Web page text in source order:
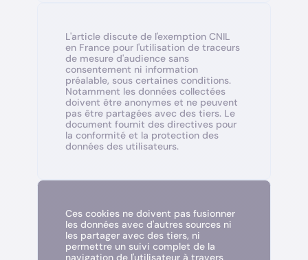
L'article discute de l'exemption CNIL
en France pour l'utilisation de traceurs
de mesure d'audience sans
consentement ni information
préalable, sous certaines conditions.
Notamment les données collectées
doivent être anonymes et ne peuvent
pas être partagées avec des tiers. Le
document fournit des directives pour
la conformité et la protection des
données des utilisateurs.
Ces cookies ne doivent pas fusionner
les données avec d'autres sources ni
les partager avec des tiers, ni
permettre un suivi complet de la
navigation de l'utilisateur à travers